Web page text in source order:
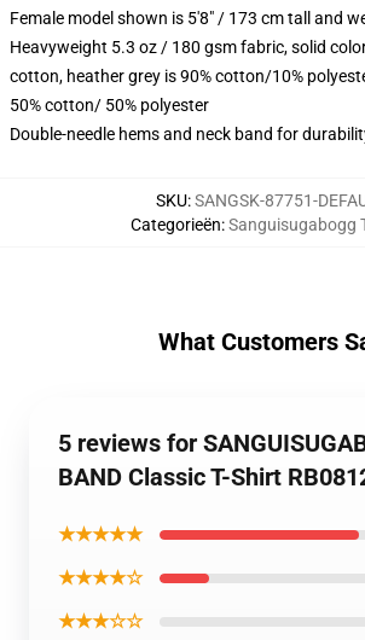
Female model shown is 5'8" / 173 cm tall and
Heavyweight 5.3 oz / 180 gsm fabric, solid
cotton, heather grey is 90% cotton/10%
50% cotton/ 50% polyester
Double-needle hems and neck band for
SKU:SANGSK-87751-
Categorieën:Sanguisugabogg
What Customers
5 reviews for
BAND Classic T-Shirt
★★★★★
★★★★☆
★★★☆☆